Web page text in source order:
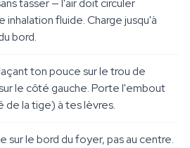
tasser — l'air doit circuler
inhalation fluide. Charge jusqu'à
bord.
ton pouce sur le trou de
le côté gauche. Porte l'embout
de la tige) à tes lèvres.
sur le bord du foyer, pas au centre.